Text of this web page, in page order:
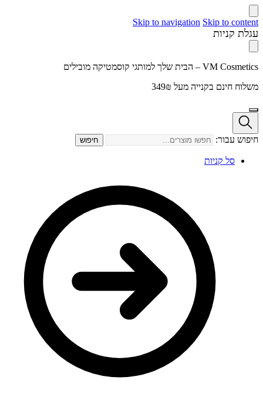
Skip to navigation Skip to content
עגלת קניות
VM Cosmetics – הבית שלך למותגי קוסמטיקה מובילים
משלוח חינם בקנייה מעל 349₪
חיפוש עבור: חיפוש
סל קניות